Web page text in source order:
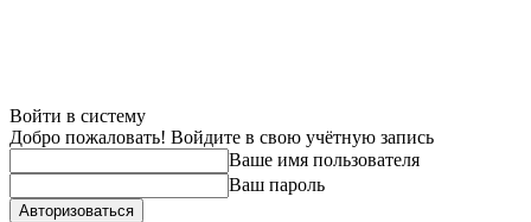
Войти в систему
Добро пожаловать! Войдите в свою учётную запись
Ваше имя пользователя
Ваш пароль